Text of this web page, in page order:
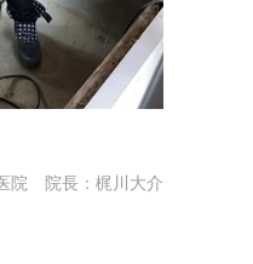
院 院長：梶川大介